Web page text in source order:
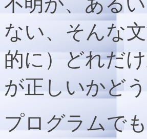
ない、そんな
的に）どれだ
が正しいかど
プログラムで